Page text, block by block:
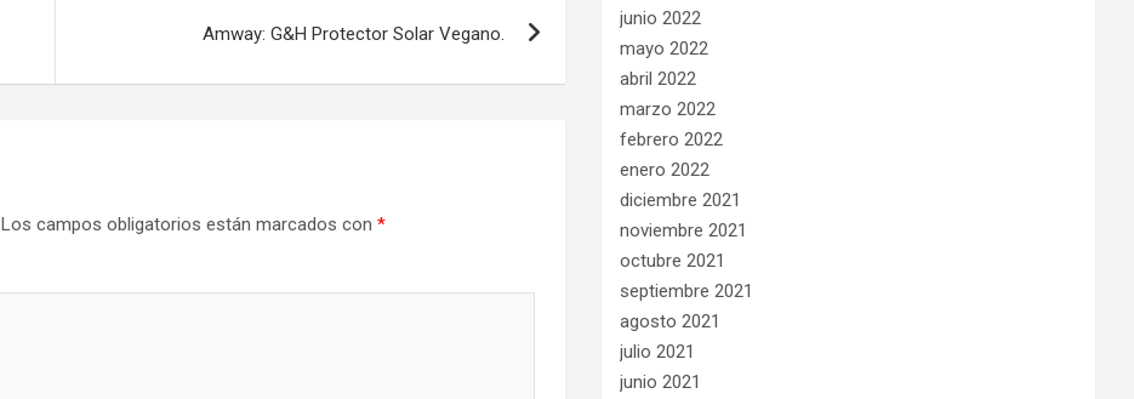
Amway: G&H Protector Solar Vegano.
Los campos obligatorios están marcados con *
junio 2022
mayo 2022
abril 2022
marzo 2022
febrero 2022
enero 2022
diciembre 2021
noviembre 2021
octubre 2021
septiembre 2021
agosto 2021
julio 2021
junio 2021